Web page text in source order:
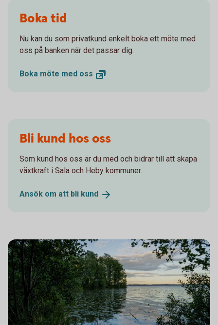
Boka tid
Nu kan du som privatkund enkelt boka ett möte med
oss på banken när det passar dig.
Boka möte med oss
Bli kund hos oss
Som kund hos oss är du med och bidrar till att skapa
växtkraft i Sala och Heby kommuner.
Ansök om att bli kund